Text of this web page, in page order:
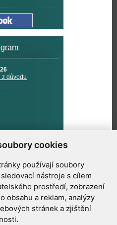
cookies
používají soubory
nástroje s cílem
prostředí, zobrazení
obsahu a reklam, analýzy
stránek a zjištění
z důvodu